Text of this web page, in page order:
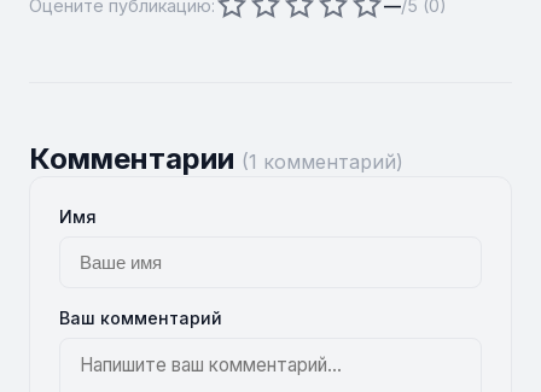
Оцените публикацию: —/5 (0)
Комментарии (1 комментарий)
Имя
Ваш комментарий